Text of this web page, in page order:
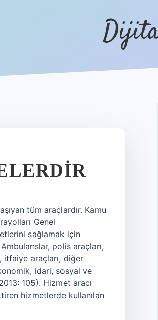
tüm araçlardır. Kamu
Genel
sağlamak için
polis araçları,
itfaiye araçları, diğer
idari, sosyal ve
105). Hizmet aracı
hizmetlerde kullanılan